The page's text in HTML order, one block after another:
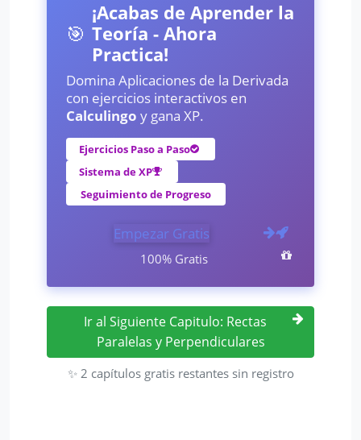
🎯
¡Acabas de Aprender la
Teoría - Ahora
Practica!
Domina Aplicaciones de la Derivada
con ejercicios interactivos en
Calculingo y gana XP.
Ejercicios Paso a Paso
Sistema de XP
Seguimiento de Progreso
Empezar Gratis
100% Gratis
Ir al Siguiente Capitulo: Rectas
Paralelas y Perpendiculares
✨ 2 capítulos gratis restantes sin registro